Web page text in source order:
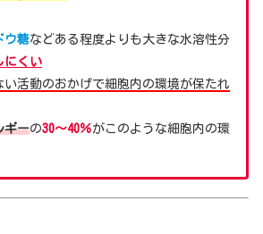
ウ糖などある程度よりも大きな水溶性分
にくい
い活動のおかげで細胞内の環境が保たれ
ギーの30〜40％がこのような細胞内の環